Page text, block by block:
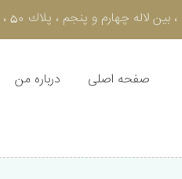
، پلاك 50 ، طبقه سوم - تلفن : 44615605 - 021
صفحه اصلی درباره من